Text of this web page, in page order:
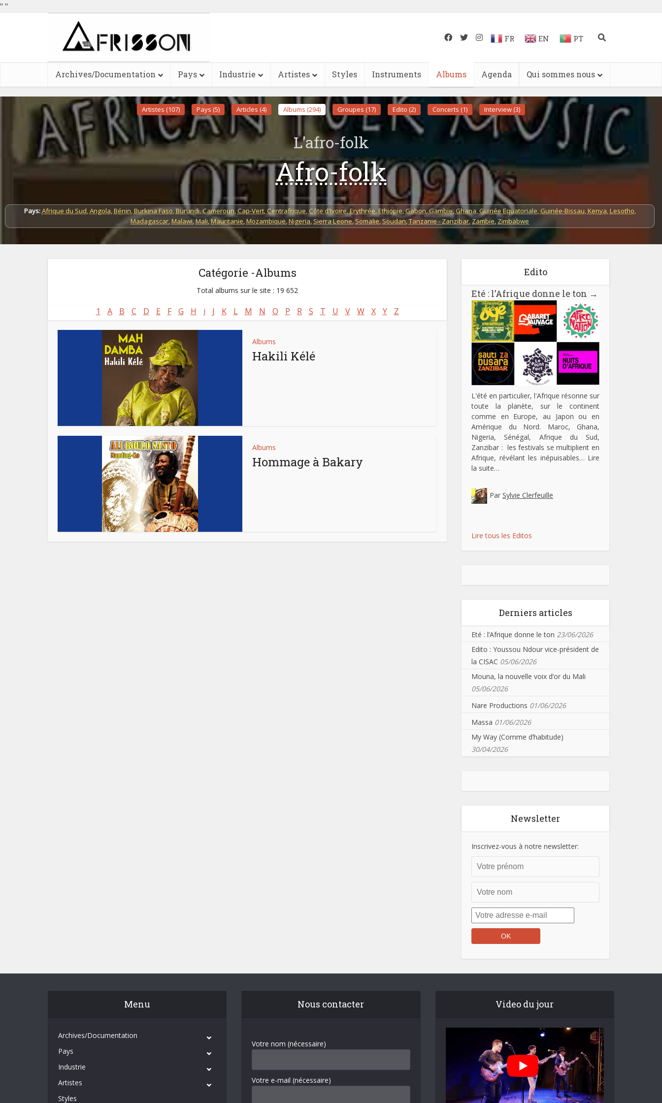
" "
FR EN PT
Archives/Documentation Pays Industrie Artistes Styles Instruments Albums Agenda Qui sommes nous
Artistes (107) Pays (5) Articles (4) Albums (294) Groupes (17) Edito (2) Concerts (1) Interview (3)
L'afro-folk
Afro-folk
Pays:Afrique du Sud,Angola,Bénin,Burkina Faso,Burundi,Cameroun,Cap-Vert,Centrafrique, Côte d'Ivoire,Erythrée,Ethiopie,Gabon,Gambie,Ghana,Guinée Equatoriale,Guinée-Bissau,Kenya,Lesotho,
Madagascar,Malawi,Mali,Mauritanie,Mozambique,Nigeria,Sierra Leone,Somalie,Soudan,Tanzanie - Zanzibar, Zambie, Zimbabwe
Catégorie -Albums
Total albums sur le site : 19 652
1 A B C D E F G H i J K L M N O P R S T U V W X Y Z
Albums
Hakili Kélé
Albums
Hommage à Bakary
Edito
Eté : l’Afrique donne le ton →
L'été en particulier, l'Afrique résonne sur
toute la planète, sur le continent
comme en Europe, au Japon ou en
Amérique du Nord. Maroc, Ghana,
Nigeria, Sénégal, Afrique du Sud,
Zanzibar : les festivals se multiplient en
Afrique, révélant les inépuisables… Lire
la suite…
Par Sylvie Clerfeuille
Lire tous les Editos
Derniers articles
Eté : l’Afrique donne le ton 23/06/2026
Edito : Youssou Ndour vice-président de
la CISAC 05/06/2026
Mouna, la nouvelle voix d’or du Mali
05/06/2026
Nare Productions 01/06/2026
Massa 01/06/2026
My Way (Comme d’habitude)
30/04/2026
Newsletter
Inscrivez-vous à notre newsletter:
Menu
Archives/Documentation
Pays
Industrie
Artistes
Styles
Nous contacter
Votre nom (nécessaire)
Votre e-mail (nécessaire)
Video du jour